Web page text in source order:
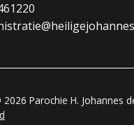
Parochie H. Johannes